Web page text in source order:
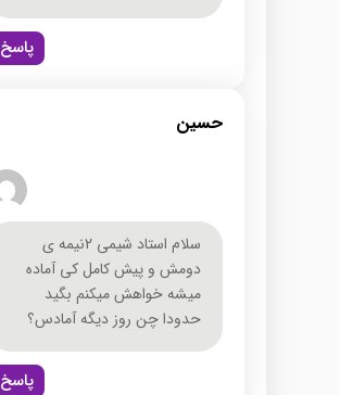
پاسخ
حسین
سلام استاد شیمی 2نیمه ی
دومش و پیش کامل کی آماده
میشه خواهش میکنم بگید
حدودا چن روز دیگه آمادس؟
پاسخ